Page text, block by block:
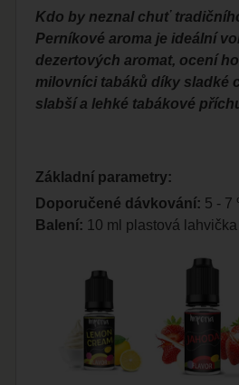
Kdo by neznal chuť
Perníkové aroma je ideální
dezertových aromat, ocení
milovníci tabáků díky sladké
slabší a lehké tabákové
Základní parametry:
Doporučené dávkování: 5 - 7
Balení: 10 ml plastová